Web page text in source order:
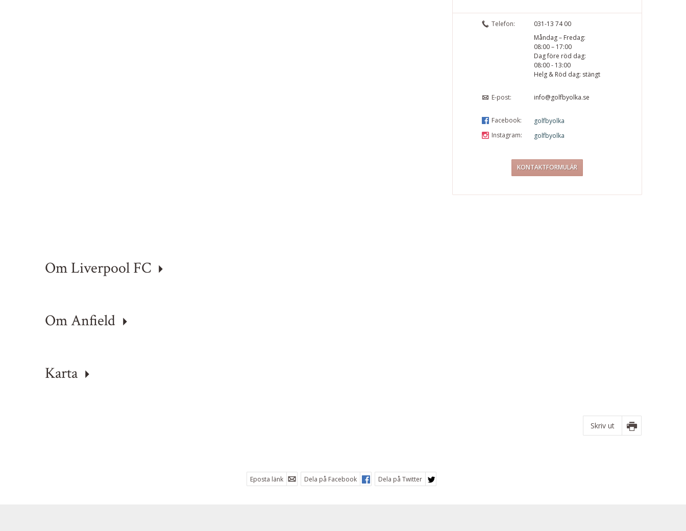
Telefon:
031-13 74 00
Måndag – Fredag:
08:00 – 17:00
Dag före röd dag:
08:00 - 13:00
Helg & Röd dag: stängt
E-post: info@golfbyolka.se
Facebook:
golfbyolka
Instagram:
golfbyolka
KONTAKTFORMULÄR
Om Liverpool FC
Om Anfield
Karta
Skriv ut
Eposta länk Dela på Facebook Dela på Twitter